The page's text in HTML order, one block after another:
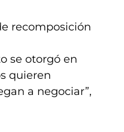
recomposición
se otorgó en
quieren
a negociar”,